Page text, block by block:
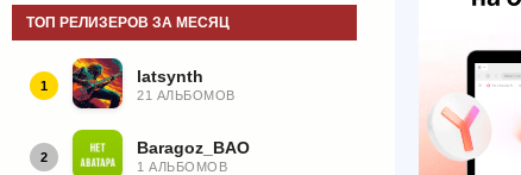
ТОП РЕЛИЗЕРОВ ЗА МЕСЯЦ
1 latsynth
21 АЛЬБОМОВ
2 Baragoz_BAO
1 АЛЬБОМОВ